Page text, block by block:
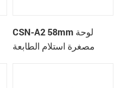
CSN-A2 58mm لوحة
مصغرة استلام الطابعة